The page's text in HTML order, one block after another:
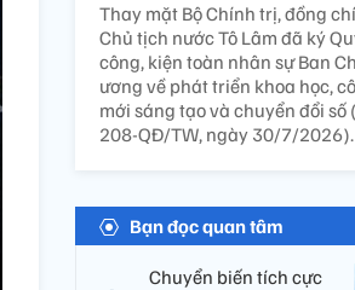
Thay mặt Bộ Chính trị, đồng
Chủ tịch nước Tô Lâm đã ký
công, kiện toàn nhân sự Ban
ương về phát triển khoa học,
mới sáng tạo và chuyển đổi số
208-QĐ/TW, ngày 30/7/2026).
Bạn đọc quan tâm
Chuyển biến tích cực